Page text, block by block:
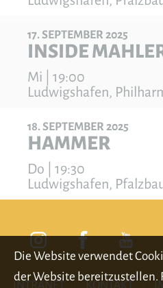
17 SEPTEMBER 2025
INSIDE
Mi | 19:00
Ludwigshafen,
18 SEPTEMBER 2025
HAMMER
Do | 19:30
Ludwigshafen,
INTRANET KONTAKT
Die Website verwendet
der Website bereitzustellen.